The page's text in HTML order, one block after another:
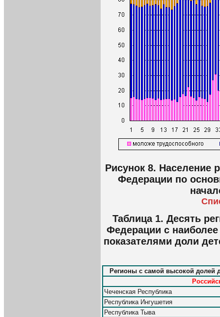
Рисунок 8. Население
Федерации по
Таблица 1. Десять
Федерации с
показателями доли
Регионы с самой высокой долей
Чеченская Республика
Республика Ингушетия
Республика Тыва